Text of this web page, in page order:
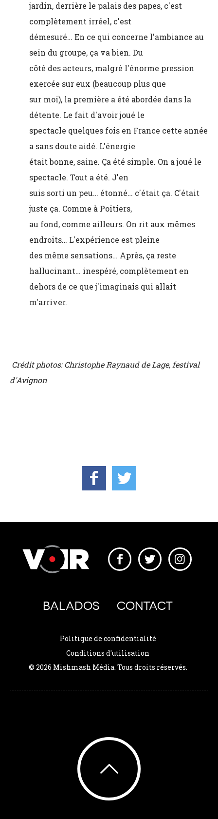
jardin, derrière le palais des papes, c'est
complètement irréel, c'est
démesuré… En ce qui concerne l'ambiance au
sein du groupe, ça va bien. Du
côté des acteurs, malgré l'énorme pression
exercée sur eux (beaucoup plus que
sur moi), la première a été abordée dans la
détente. Le fait d'avoir joué le
spectacle quelques fois en France cette année
a sans doute aidé. L'énergie
était bonne, saine. Ça été simple. On a joué le
spectacle. Tout a été. J'en
suis sorti un peu… étonné… c'était ça. C'était
juste ça. Comme à Poitiers,
au fond, comme ailleurs. On rit aux mêmes
endroits… L'expérience est pleine
des même sensations… Après, ça reste
hallucinant… inespéré, complètement en
dehors de ce que j'imaginais qui allait
m'arriver.
Crédit photos: Christophe Raynaud de Lage, festival
d'Avignon
BALADOS CONTACT
Politique de confidentialité
Conditions d'utilisation
© 2026 Mishmash Média. Tous droits réservés.